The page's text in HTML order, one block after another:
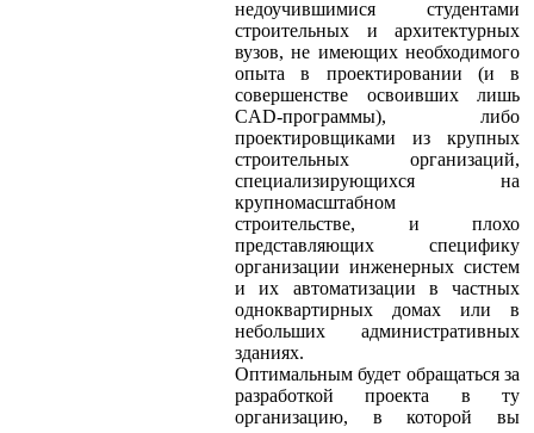
недоучившимися студентами
строительных и архитектурных
вузов, не имеющих необходимого
опыта в проектировании (и в
совершенстве освоивших лишь
CAD-программы), либо
проектировщиками из крупных
строительных организаций,
специализирующихся на
крупномасштабном
строительстве, и плохо
представляющих специфику
организации инженерных систем
и их автоматизации в частных
одноквартирных домах или в
небольших административных
зданиях.
Оптимальным будет обращаться за
разработкой проекта в ту
организацию, в которой вы